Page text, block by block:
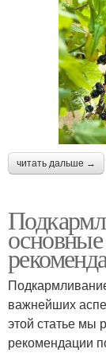
читать дальше →
важнейших
этой статье мы
рекомендации